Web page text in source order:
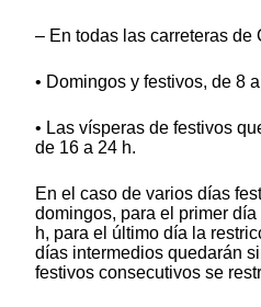
– En todas las carreteras de
• Domingos y festivos, de 8
• Las vísperas de festivos
de 16 a 24 h.
En el caso de varios días
domingos, para el primer
h, para el último día la
días intermedios quedarán
festivos consecutivos se